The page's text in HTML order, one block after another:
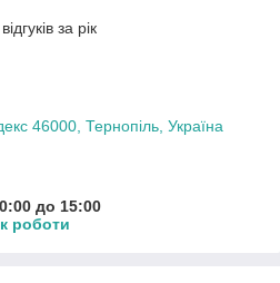
за рік
46000, Тернопіль, Україна
до 15:00
роботи